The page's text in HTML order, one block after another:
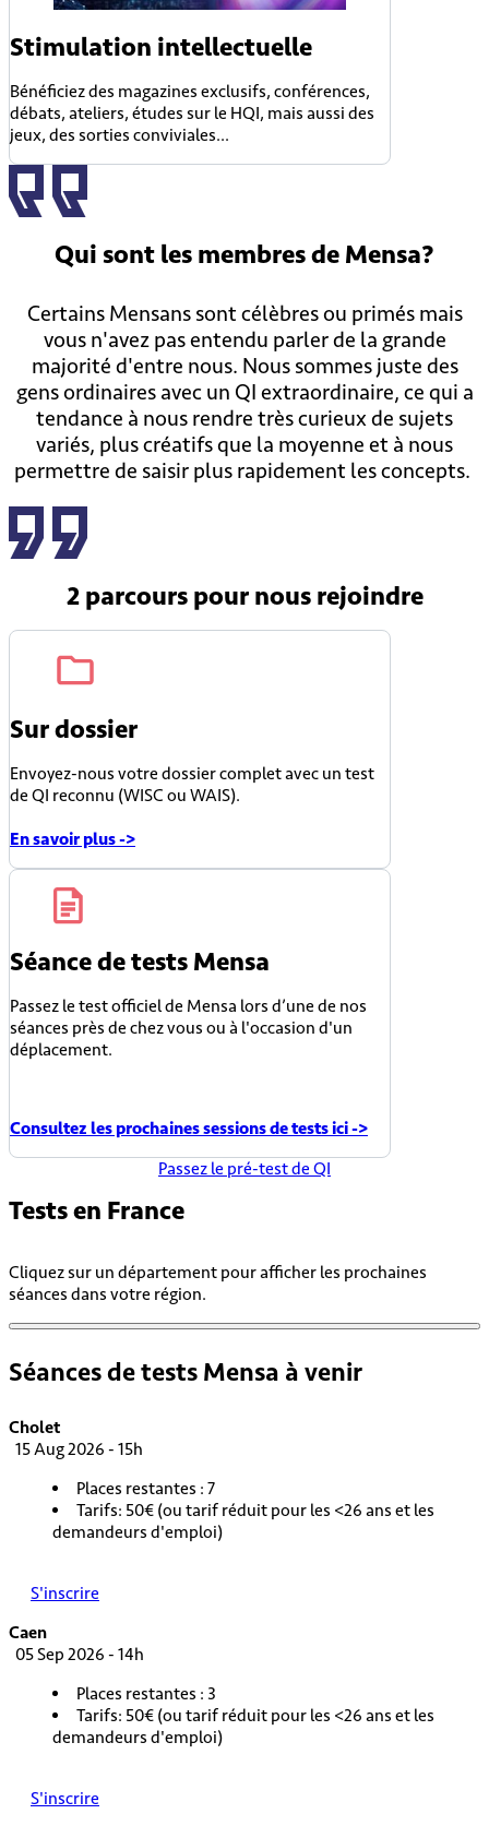
Stimulation intellectuelle
Bénéficiez des magazines exclusifs, conférences,
débats, ateliers, études sur le HQI, mais aussi des
jeux, des sorties conviviales...
Qui sont les membresde Mensa?
Certains Mensans sont célèbres ou primés mais
vous n'avez pas entendu parler de la grande
majorité d'entre nous. Nous sommes juste des
gens ordinaires avec un QI extraordinaire, ce qui a
tendance à nous rendre très curieux de sujets
variés, plus créatifs que la moyenne et à nous
permettre de saisir plus rapidement les concepts.
2 parcourspour nous rejoindre
Sur dossier
Envoyez-nous votre dossier complet avec un test
de QI reconnu (WISC ou WAIS).
En savoir plus ->
Séance de tests Mensa
Passez le test officiel de Mensa lors d’une de nos
séances près de chez vous ou à l'occasion d'un
déplacement.
Consultez les prochaines sessions de tests ici ->
Passez le pré-test de QI
Tests en France
Cliquez sur un département pour afficher les prochaines
séances dans votre région.
Séances de tests Mensa à venir
Cholet
15 Aug 2026 - 15h
Places restantes : 7
Tarifs: 50€ (ou tarif réduit pour les <26 ans et les
demandeurs d'emploi)
S'inscrire
Caen
05 Sep 2026 - 14h
Places restantes : 3
Tarifs: 50€ (ou tarif réduit pour les <26 ans et les
demandeurs d'emploi)
S'inscrire